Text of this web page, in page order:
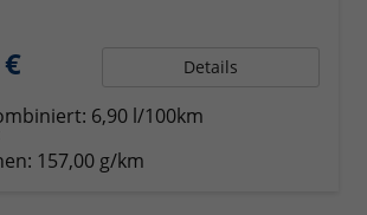
Details
6,90 l/100km
157,00 g/km